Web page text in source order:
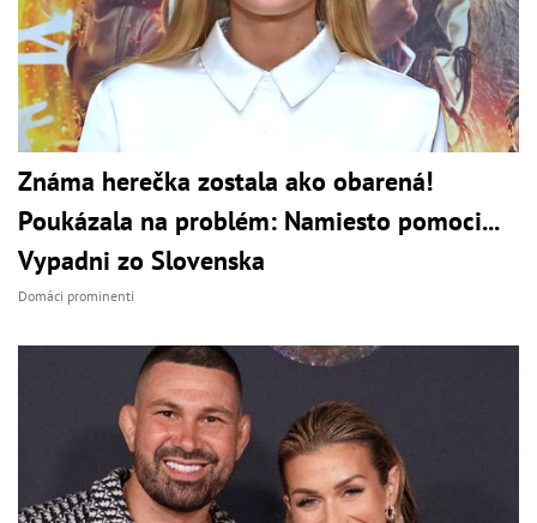
Známa herečka zostala ako obarená!
Poukázala na problém: Namiesto pomoci...
Vypadni zo Slovenska
Domáci prominenti